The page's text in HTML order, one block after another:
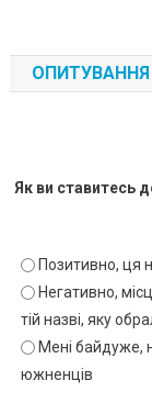
ОПИТУВАННЯ
Як ви ставитесь
Позитивно, ця
Негативно,
тій назві, яку
Мені байдуже,
южненців